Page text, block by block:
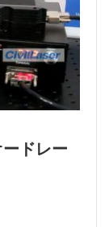
ドレー